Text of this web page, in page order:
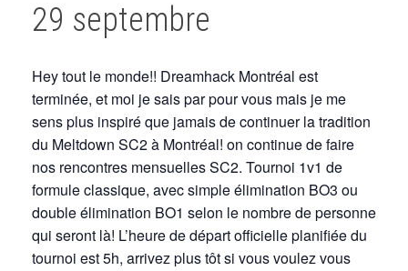
29 septembre
Hey tout le monde!! Dreamhack Montréal est
terminée, et moi je sais par pour vous mais je me
sens plus inspiré que jamais de continuer la tradition
du Meltdown SC2 à Montréal! on continue de faire
nos rencontres mensuelles SC2. Tournoi 1v1 de
formule classique, avec simple élimination BO3 ou
double élimination BO1 selon le nombre de personne
qui seront là! L’heure de départ officielle planifiée du
tournoi est 5h, arrivez plus tôt si vous voulez vous